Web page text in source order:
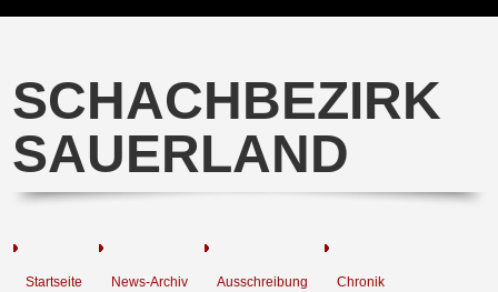
SCHACHBEZIRK
SAUERLAND
Startseite News-Archiv Ausschreibung Chronik